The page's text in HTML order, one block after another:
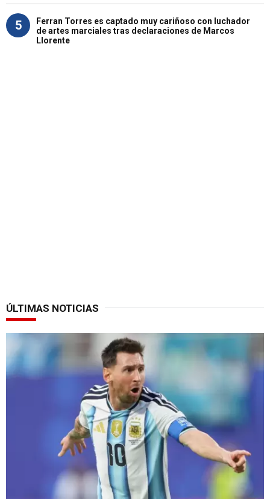
5
Ferran Torres es captado muy cariñoso con luchador
de artes marciales tras declaraciones de Marcos
Llorente
ÚLTIMAS NOTICIAS